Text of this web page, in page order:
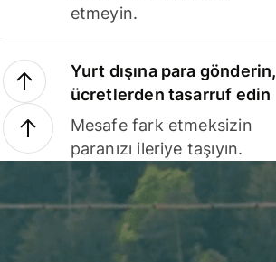
etmeyin.
Yurt dışına para gönderin,
ücretlerden tasarruf edin
Mesafe fark etmeksizin
paranızı ileriye taşıyın.